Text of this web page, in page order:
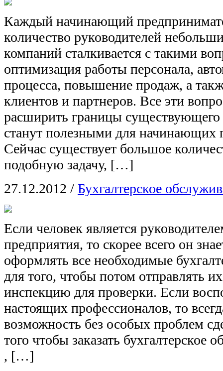
Каждый начинающий
количество руководителей
компаний сталкивается с такими
оптимизация работы персонала,
процесса, повышение продаж, а
клиентов и партнеров. Все эти
расширить границы существующего
станут полезными для начинающих
Сейчас существует большое
подобную задачу, […]
27.12.2012 / Бухгалтерское
Если человек является
предприятия, то скорее всего он
оформлять все необходимые
для того, чтобы потом отправлять
инспекцию для проверки. Если
настоящих профессионалов, то
возможность без особых проблем
того чтобы заказать бухгалтерское
, […]